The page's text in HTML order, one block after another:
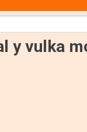
y vulka